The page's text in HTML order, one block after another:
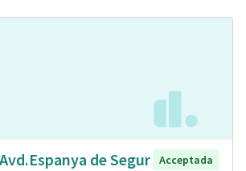
de Segur
Acceptada